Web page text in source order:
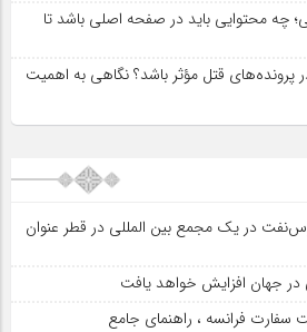
محتوایی باید در صفحه اصلی باشد تا
پرونده‌های قتل مؤثر باشد؟ نگاهی به اهمیت
در یک مجمع بین المللی در قطر عنوان
جهان افزایش خواهد یافت
سفارت فرانسه ، راهنمای جامع